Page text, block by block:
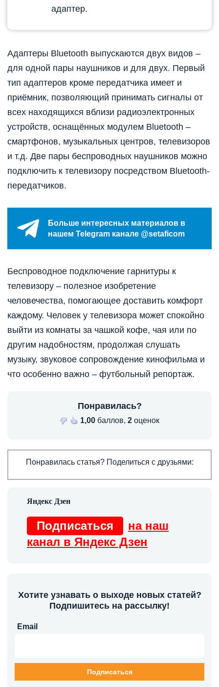
адаптер.
Адаптеры Bluetooth выпускаются двух видов –
для одной пары наушников и для двух. Первый
тип адаптеров кроме передатчика имеет и
приёмник, позволяющий принимать сигналы от
всех находящихся вблизи радиоэлектронных
устройств, оснащённых модулем Bluetooth –
смартфонов, музыкальных центров, телевизоров
и т.д. Две пары беспроводных наушников можно
подключить к телевизору посредством Bluetooth-
передатчиков.
Больше интересных материалов в
нашем Telegram канале @setaficom
Беспроводное подключение гарнитуры к
телевизору – полезное изобретение
человечества, помогающее доставить комфорт
каждому. Человек у телевизора может спокойно
выйти из комнаты за чашкой кофе, чая или по
другим надобностям, продолжая слушать
музыку, звуковое сопровождение кинофильма и
что особенно важно – футбольный репортаж.
Понравилась?
1,00 баллов, 2 оценок
Понравилась статья? Поделиться с друзьями:
Подписаться
на наш
канал в Яндекс Дзен
Хотите узнавать о выходе новых статей?
Подпишитесь на рассылку!
Email